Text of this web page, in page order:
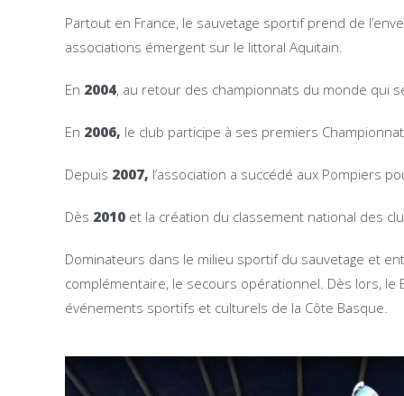
Partout en France, le sauvetage sportif prend de
associations émergent sur le littoral Aquitain.
En 2004, au retour des championnats du monde qui
En 2006, le club participe à ses premiers
Depuis 2007, l’association a succédé aux Pompiers
Dès 2010 et la création du classement national des
Dominateurs dans le milieu sportif du sauvetage et
complémentaire, le secours opérationnel. Dès lors,
événements sportifs et culturels de la Côte Basque.